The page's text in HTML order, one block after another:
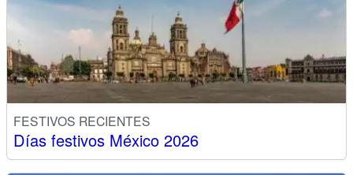
FESTIVOS RECIENTES
Días festivos México 2026